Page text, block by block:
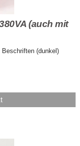
(auch mit
(dunkel)